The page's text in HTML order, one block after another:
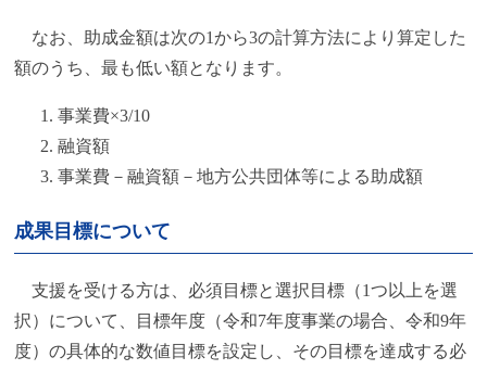
なお、助成金額は次の1から3の計算方法により算定した
額のうち、最も低い額となります。
事業費×3/10
融資額
事業費－融資額－地方公共団体等による助成額
成果目標について
支援を受ける方は、必須目標と選択目標（1つ以上を選
択）について、目標年度（令和7年度事業の場合、令和9年
度）の具体的な数値目標を設定し、その目標を達成する必